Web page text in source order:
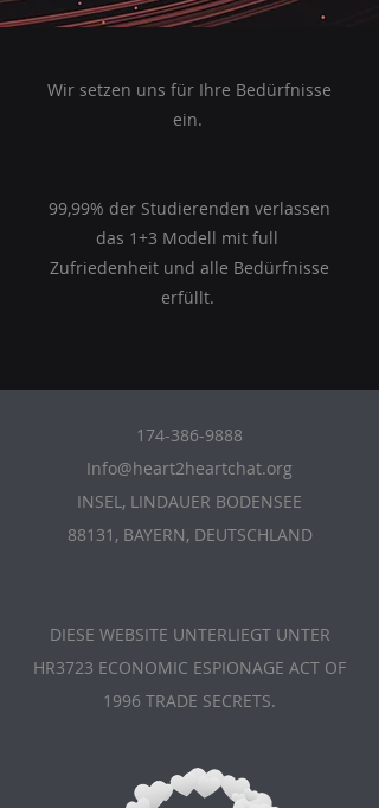
Wir setzen uns für Ihre Bedürfnisse
ein.
99,99% der Studierenden verlassen
das 1+3 Modell mit full
Zufriedenheit und alle Bedürfnisse
erfüllt.
174-386-9888
Info@heart2heartchat.org
INSEL, LINDAUER BODENSEE
88131, BAYERN, DEUTSCHLAND
DIESE WEBSITE UNTERLIEGT UNTER
HR3723 ECONOMIC ESPIONAGE ACT OF
1996 TRADE SECRETS.